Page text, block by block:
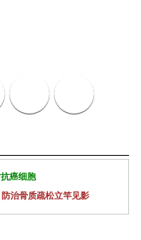
癌细胞
治骨质疏松立竿见影